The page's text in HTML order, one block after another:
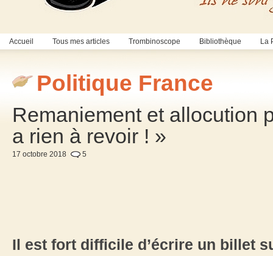
Accueil Tous mes articles Trombinoscope Bibliothèque La
Politique France
Remaniement et allocution
a rien à revoir ! »
17 octobre 2018 5
Il est fort difficile d’écrire un billet